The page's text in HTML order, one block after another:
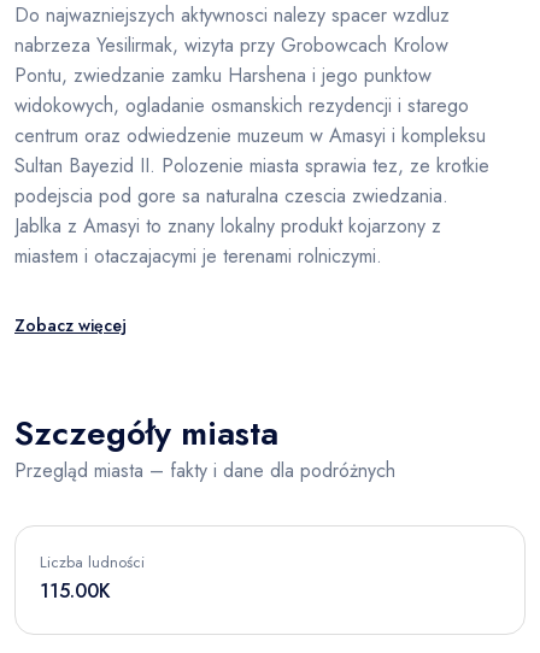
Do najwazniejszych aktywnosci nalezy spacer wzdluz
nabrzeza Yesilirmak, wizyta przy Grobowcach Krolow
Pontu, zwiedzanie zamku Harshena i jego punktow
widokowych, ogladanie osmanskich rezydencji i starego
centrum oraz odwiedzenie muzeum w Amasyi i kompleksu
Sultan Bayezid II. Polozenie miasta sprawia tez, ze krotkie
podejscia pod gore sa naturalna czescia zwiedzania.
Jablka z Amasyi to znany lokalny produkt kojarzony z
miastem i otaczajacymi je terenami rolniczymi.
Zobacz więcej
Szczegóły miasta
Przegląd miasta – fakty i dane dla podróżnych
Liczba ludności
115.00K